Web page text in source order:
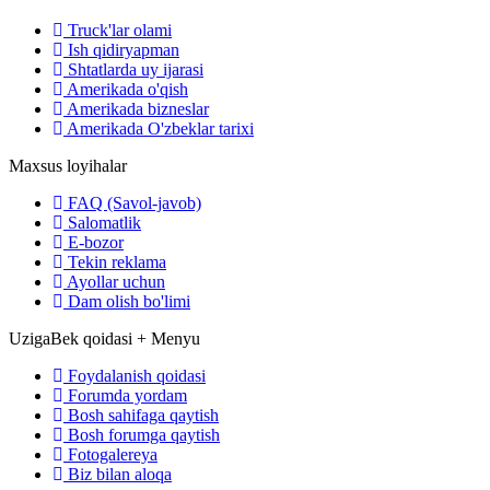
Truck'lar olami
Ish qidiryapman
Shtatlarda uy ijarasi
Amerikada o'qish
Amerikada bizneslar
Amerikada O'zbeklar tarixi
Maxsus loyihalar
FAQ (Savol-javob)
Salomatlik
E-bozor
Tekin reklama
Ayollar uchun
Dam olish bo'limi
UzigaBek qoidasi + Menyu
Foydalanish qoidasi
Forumda yordam
Bosh sahifaga qaytish
Bosh forumga qaytish
Fotogalereya
Biz bilan aloqa